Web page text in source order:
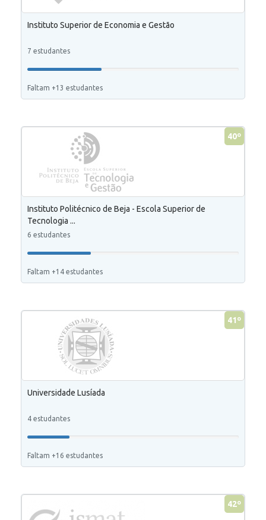
Instituto Superior de Economia e Gestão
7 estudantes
Faltam +13 estudantes
40º
Instituto Politécnico de Beja - Escola Superior de
Tecnologia ...
6 estudantes
Faltam +14 estudantes
41º
Universidade Lusíada
4 estudantes
Faltam +16 estudantes
42º